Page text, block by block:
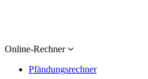
Online-Rechner
Pfändungsrechner